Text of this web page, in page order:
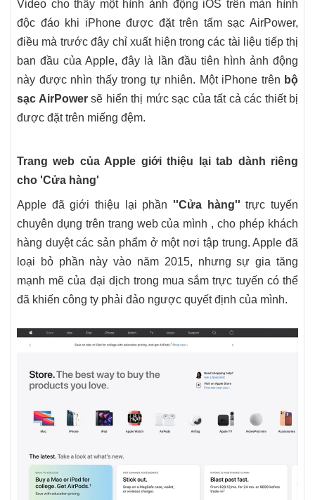
Video cho thấy một hình ảnh động iOS trên màn hình
độc đáo khi iPhone được đặt trên tấm sạc ‌AirPower‌,
điều mà trước đây chỉ xuất hiện trong các tài liệu tiếp thị
ban đầu của Apple, đây là lần đầu tiên hình ảnh động
này được nhìn thấy trong tự nhiên. Một ‌iPhone‌ trên bộ
sạc ‌AirPower‌ sẽ hiển thị mức sạc của tất cả các thiết bị
được đặt trên miếng đệm.
Trang web của Apple giới thiệu lại tab dành riêng
cho 'Cửa hàng'
Apple đã giới thiệu lại phần ''Cửa hàng'' trực tuyến
chuyên dụng trên trang web của mình , cho phép khách
hàng duyệt các sản phẩm ở một nơi tập trung. Apple đã
loại bỏ phần này vào năm 2015, nhưng sự gia tăng
mạnh mẽ của đại dịch trong mua sắm trực tuyến có thể
đã khiến công ty phải đảo ngược quyết định của mình.